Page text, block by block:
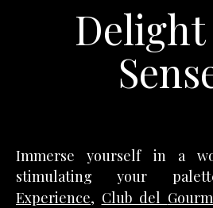
Delight
Immerse yourself in a
stimulating your
Experience, Club del